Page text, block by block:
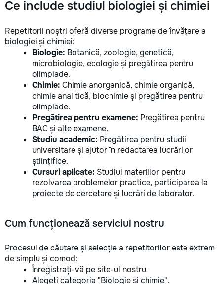
Ce include studiul biologiei și chimiei
Repetitorii noștri oferă diverse programe de învățare a
biologiei și chimiei:
Biologie: Botanică, zoologie, genetică,
microbiologie, ecologie și pregătirea pentru
olimpiade.
Chimie: Chimie anorganică, chimie organică,
chimie analitică, biochimie și pregătirea pentru
olimpiade.
Pregătirea pentru examene: Pregătirea pentru
BAC și alte examene.
Studiu academic: Pregătirea pentru studii
universitare și ajutor în redactarea lucrărilor
științifice.
Cursuri aplicate: Studiul materiilor pentru
rezolvarea problemelor practice, participarea la
proiecte de cercetare și lucrări de laborator.
Cum funcționează serviciul nostru
Procesul de căutare și selecție a repetitorilor este extrem
de simplu și comod:
Înregistrați-vă pe site-ul nostru.
Alegeți categoria "Biologie și chimie".